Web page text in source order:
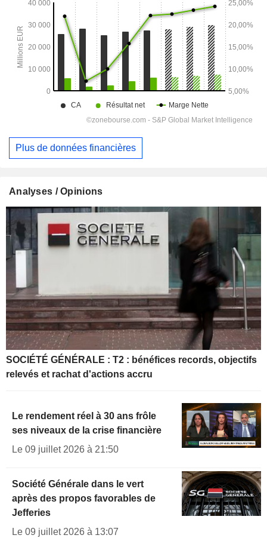
Plus de données financières
Analyses / Opinions
SOCIÉTÉ GÉNÉRALE : T2 : bénéfices records, objectifs
relevés et rachat d'actions accru
Le rendement réel à 30 ans frôle
ses niveaux de la crise financière
Le 09 juillet 2026 à 21:50
Société Générale dans le vert
après des propos favorables de
Jefferies
Le 09 juillet 2026 à 13:07